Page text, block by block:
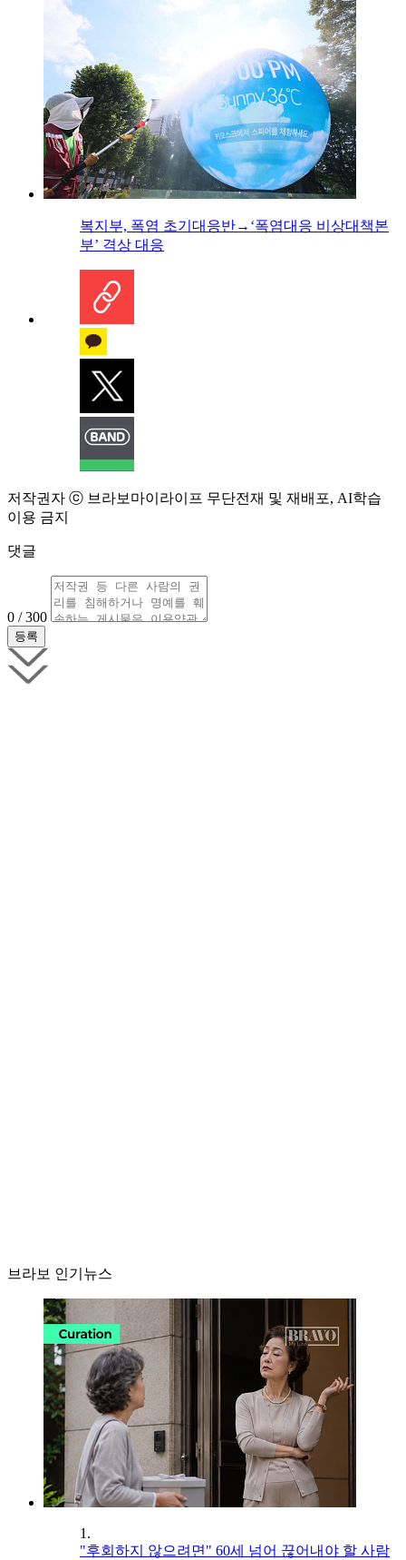
복지부, 폭염 초기대응반→‘폭염대응 비상대책본
부’ 격상 대응
저작권자 ⓒ 브라보마이라이프 무단전재 및 재배포, AI학습
이용 금지
댓글
0 / 300
브라보 인기뉴스
1.
"후회하지 않으려면" 60세 넘어 끊어내야 할 사람